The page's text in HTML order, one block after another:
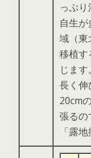
っぷ
自生
域（東
移植す
じま
長く伸
20cm
張るの
「露